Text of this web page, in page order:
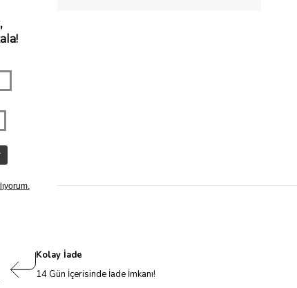
Kolay İade
14 Gün İçerisinde İade İmkanı!